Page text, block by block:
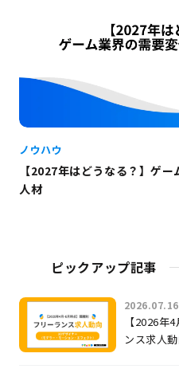
ノウハウ
【2027年はどうなる？】ゲ
人材
ピックアップ記事
2026.07.16
【2026年
ンス求人